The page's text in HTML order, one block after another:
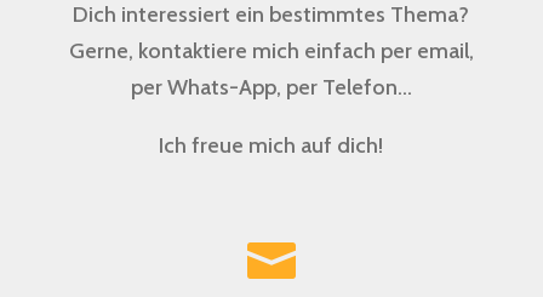
Dich interessiert ein bestimmtes Thema?
Gerne, kontaktiere mich einfach per email,
per Whats-App, per Telefon…
Ich freue mich auf dich!
